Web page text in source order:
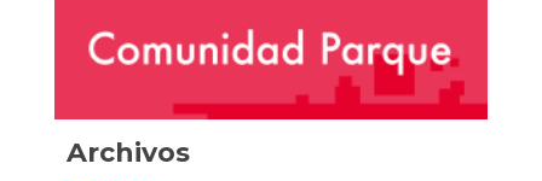
Archivos